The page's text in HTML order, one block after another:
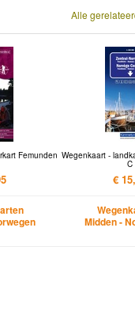
Alle
Femunden Wegenkaart -
C
€
Midden -